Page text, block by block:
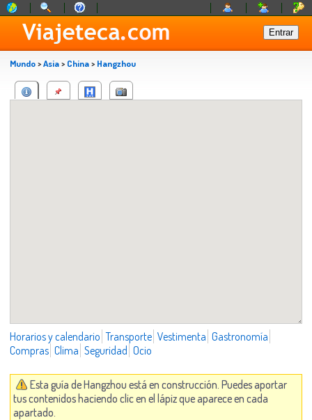
Mundo>Asia> China> Hangzhou
Horarios y calendario Transporte Vestimenta Gastronomía
Compras Clima Seguridad Ocio
Esta guía de Hangzhou está en construcción. Puedes aportar
tus contenidos haciendo clic en el lápiz que aparece en cada
apartado.